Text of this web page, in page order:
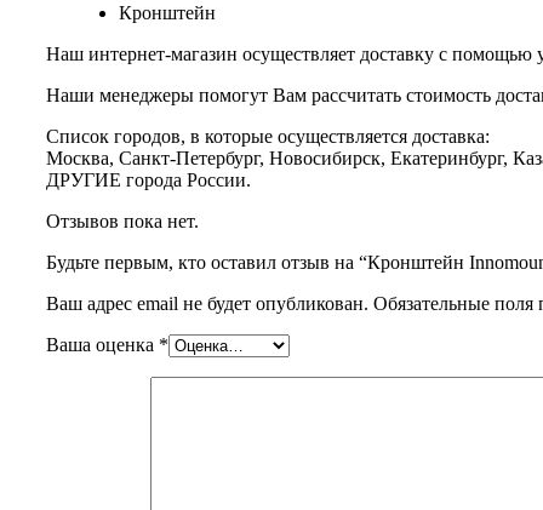
Кронштейн
Наш интернет-магазин осуществляет доставку с помощью
Наши менеджеры помогут Вам рассчитать стоимость
Список городов, в которые осуществляется доставка:
Москва, Санкт-Петербург, Новосибирск, Екатеринбург,
ДРУГИЕ города России.
Отзывов пока нет.
Будьте первым, кто оставил отзыв на “Кронштейн
Ваш адрес email не будет опубликован. Обязательные
Ваша оценка *